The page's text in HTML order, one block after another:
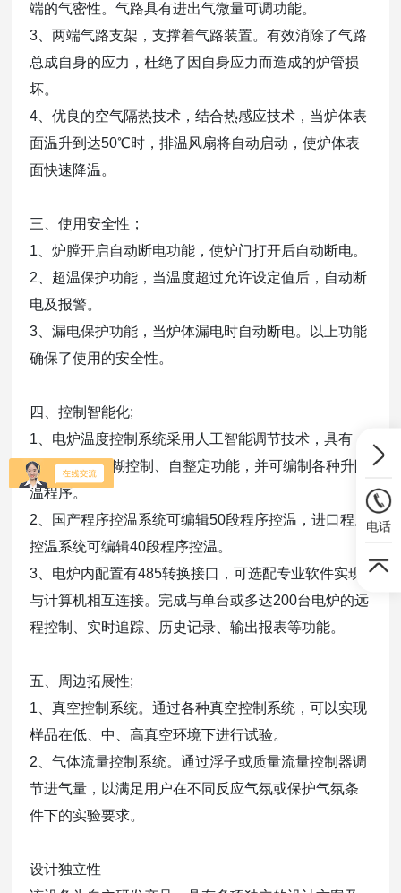
端的气密性。气路具有进出气微量可调功能。
3、两端气路支架，支撑着气路装置。有效消除了气路
总成自身的应力，杜绝了因自身应力而造成的炉管损
坏。
4、优良的空气隔热技术，结合热感应技术，当炉体表
面温升到达50℃时，排温风扇将自动启动，使炉体表
面快速降温。
三、使用安全性；
1、炉膛开启自动断电功能，使炉门打开后自动断电。
2、超温保护功能，当温度超过允许设定值后，自动断
电及报警。
3、漏电保护功能，当炉体漏电时自动断电。以上功能
确保了使用的安全性。
四、控制智能化;
1、电炉温度控制系统采用人工智能调节技术，具有
PID调节、模糊控制、自整定功能，并可编制各种升降
温程序。
2、国产程序控温系统可编辑50段程序控温，进口程序
控温系统可编辑40段程序控温。
3、电炉内配置有485转换接口，可选配专业软件实现
与计算机相互连接。完成与单台或多达200台电炉的远
程控制、 实时追踪、历史记录、输出报表等功能。
五、周边拓展性;
1、真空控制系统。通过各种真空控制系统，可以实现
样品在低、中、高真空环境下进行试验。
2、气体流量控制系统。通过浮子或质量流量控制器调
节进气量，以满足用户在不同反应气氛或保护气氛条
件下的实验要求。
设计独立性
电话